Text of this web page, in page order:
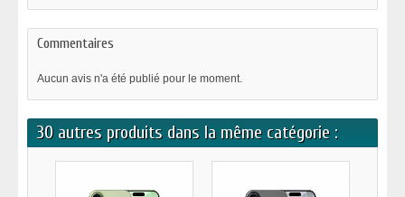
Commentaires
Aucun avis n'a été publié pour le moment.
30 autres produits dans la même catégorie :